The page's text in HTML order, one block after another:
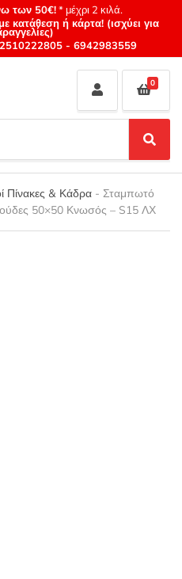
των 50€!* μέχρι 2 κιλά.
ή κάρτα! (ισχύει για
2510222805 - 6942983559
S
e
a
r
c
0
Πίνακες & Κάδρα - Σταμπωτό
50×50 Κνωσός – S15 ΛΧ